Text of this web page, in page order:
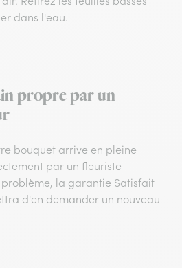
dans l'eau.
propre par un
bouquet arrive en pleine
par un fleuriste
problème, la garantie Satisfait
d'en demander un nouveau